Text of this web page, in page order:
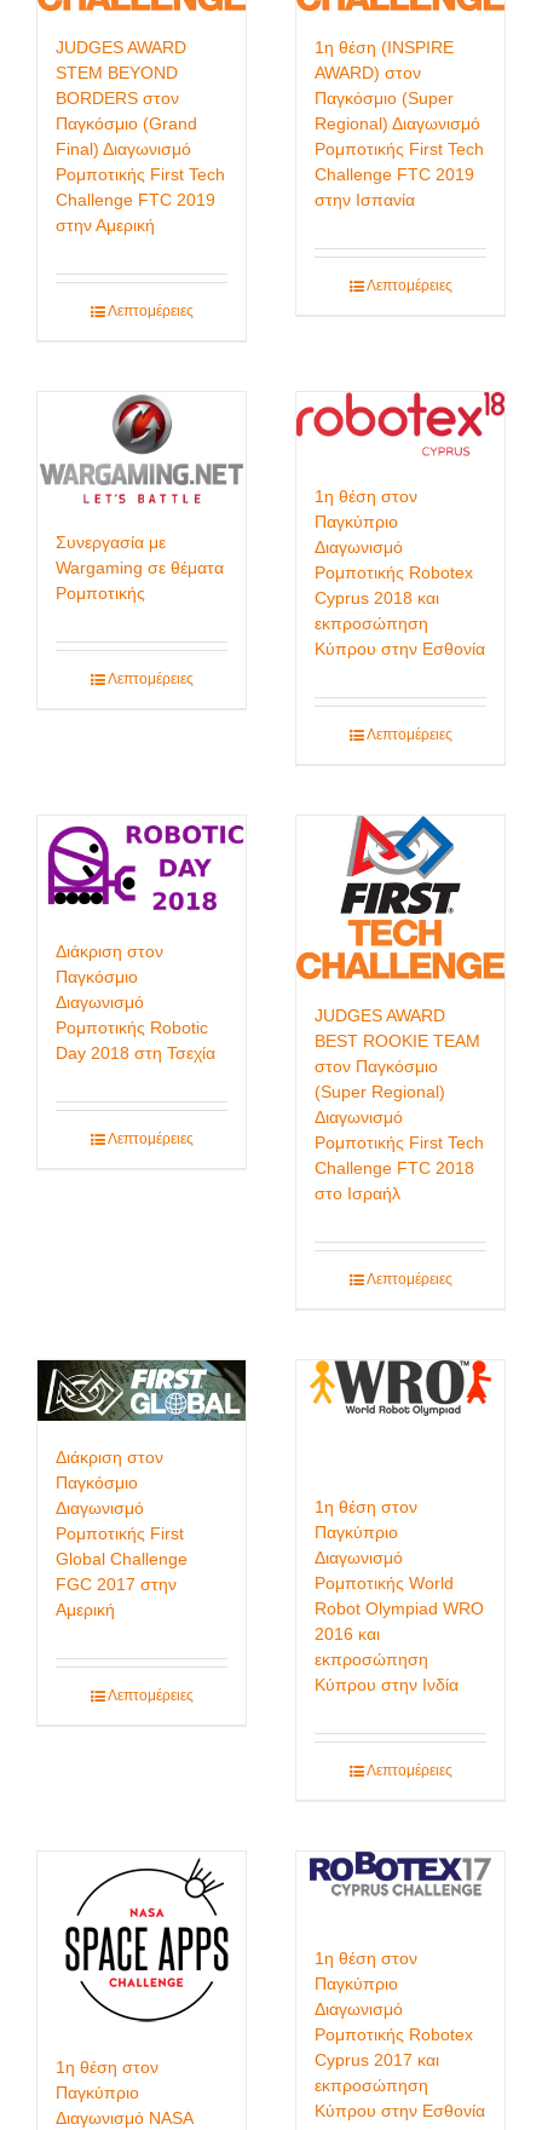
JUDGES AWARD
STEM BEYOND
BORDERS στον
Παγκόσμιο (Grand
Final) Διαγωνισμό
Ρομποτικής First Tech
Challenge FTC 2019
στην Αμερική
Λεπτομέρειες
1η θέση (INSPIRE
AWARD) στον
Παγκόσμιο (Super
Regional) Διαγωνισμό
Ρομποτικής First Tech
Challenge FTC 2019
στην Ισπανία
Λεπτομέρειες
Συνεργασία με
Wargaming σε θέματα
Ρομποτικής
Λεπτομέρειες
1η θέση στον
Παγκύπριο
Διαγωνισμό
Ρομποτικής Robotex
Cyprus 2018 και
εκπροσώπηση
Κύπρου στην Εσθονία
Λεπτομέρειες
Διάκριση στον
Παγκόσμιο
Διαγωνισμό
Ρομποτικής Robotic
Day 2018 στη Τσεχία
Λεπτομέρειες
JUDGES AWARD
BEST ROOKIE TEAM
στον Παγκόσμιο
(Super Regional)
Διαγωνισμό
Ρομποτικής First Tech
Challenge FTC 2018
στο Ισραήλ
Λεπτομέρειες
Διάκριση στον
Παγκόσμιο
Διαγωνισμό
Ρομποτικής First
Global Challenge
FGC 2017 στην
Αμερική
Λεπτομέρειες
1η θέση στον
Παγκύπριο
Διαγωνισμό
Ρομποτικής World
Robot Olympiad WRO
2016 και
εκπροσώπηση
Κύπρου στην Ινδία
Λεπτομέρειες
1η θέση στον
Παγκύπριο
Διαγωνισμό NASA
1η θέση στον
Παγκύπριο
Διαγωνισμό
Ρομποτικής Robotex
Cyprus 2017 και
εκπροσώπηση
Κύπρου στην Εσθονία